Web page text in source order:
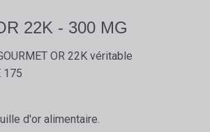
22K - 300 MG
OR 22K véritable
175
d'or alimentaire.